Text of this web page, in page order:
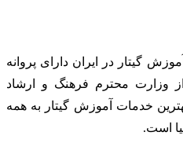
گیتار در ایران دارای پروانه
11585 صادره از وزارت محترم فرهنگ و ارشاد
خدمات آموزش گیتار به همه
است.